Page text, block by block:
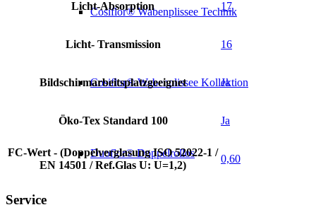
Cosiflor® Wabenplissee Technik
Cosiflor® Wabenplissee Kollektion
Duoflor® Doppelrollos
Licht-Absorption 17
Licht- Transmission 16
Bildschirmarbeitsplatzgeeignet Ja
Öko-Tex Standard 100 Ja
FC-Wert - (Doppelverglasung ISO 52022-1 /
EN 14501 / Ref.Glas U: U=1,2)
0,60
Service